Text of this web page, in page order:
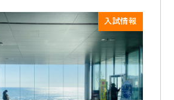
入試情報